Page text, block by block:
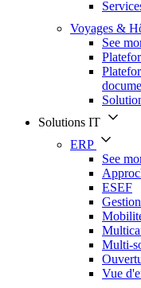
Voyages &
See
Solutions IT
ERP
See
ESEF
Multi-
Vue